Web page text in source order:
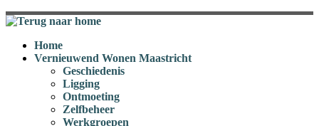
Home
Vernieuwend Wonen Maastricht
Geschiedenis
Ligging
Ontmoeting
Zelfbeheer
Werkgroepen